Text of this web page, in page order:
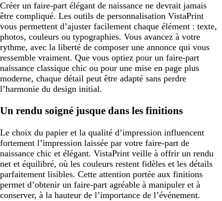
Créer un faire-part élégant de naissance ne devrait jamais
être compliqué. Les outils de personnalisation VistaPrint
vous permettent d’ajuster facilement chaque élément : texte,
photos, couleurs ou typographies. Vous avancez à votre
rythme, avec la liberté de composer une annonce qui vous
ressemble vraiment. Que vous optiez pour un faire-part
naissance classique chic ou pour une mise en page plus
moderne, chaque détail peut être adapté sans perdre
l’harmonie du design initial.
Un rendu soigné jusque dans les finitions
Le choix du papier et la qualité d’impression influencent
fortement l’impression laissée par votre faire-part de
naissance chic et élégant. VistaPrint veille à offrir un rendu
net et équilibré, où les couleurs restent fidèles et les détails
parfaitement lisibles. Cette attention portée aux finitions
permet d’obtenir un faire-part agréable à manipuler et à
conserver, à la hauteur de l’importance de l’événement.